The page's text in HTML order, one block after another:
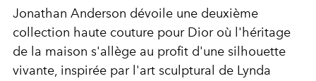
Jonathan Anderson dévoile une deuxième
collection haute couture pour Dior où l'héritage
de la maison s'allège au profit d'une silhouette
vivante, inspirée par l'art sculptural de Lynda